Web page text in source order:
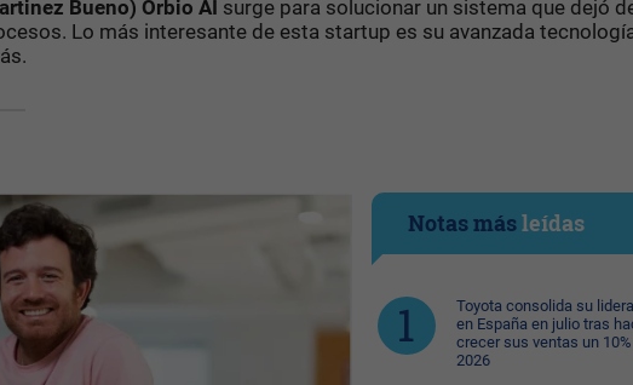
Bueno) Orbio AI surge para solucionar un sistema que dejó
Lo más interesante de esta startup es su avanzada
Notas másleídas
Toyota consolida su
en España en julio tras
crecer sus ventas un
2026